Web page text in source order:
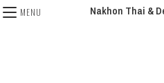
MENU Nakhon Thai &